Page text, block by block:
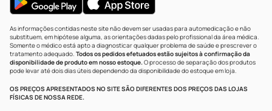
As informações contidas neste site não devem ser usadas para automedicação e não
substituem, em hipótese alguma, as orientações dadas pelo profissional da área médica.
Somente o médico está apto a diagnosticar qualquer problema de saúde e prescrever o
tratamento adequado. Todos os pedidos efetuados estão sujeitos à confirmação da
disponibilidade de produto em nosso estoque.O processo de separação dos produtos
pode levar até dois dias úteis dependendo da disponibilidade do estoque em loja.
OS PREÇOS APRESENTADOS NO SITE SÃO DIFERENTES DOS PREÇOS DAS LOJAS
FÍSICAS DE NOSSA REDE.